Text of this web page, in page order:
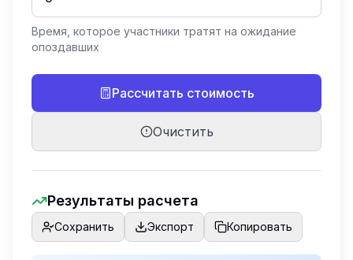
Время, которое участники тратят на ожидание
опоздавших
Рассчитать стоимость
Очистить
Результаты расчета
Сохранить Экспорт Копировать